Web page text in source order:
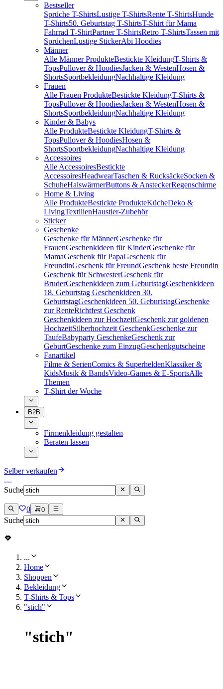
Bestseller
Sprüche T-ShirtsLustige T-ShirtsRente T-ShirtsHunde
T-Shirts50. Geburtstag T-ShirtsT-Shirt für Mama
Fahrrad T-ShirtPartner T-ShirtsRetro T-ShirtsTassen mit
SprüchenLustige StickerAbi Hoodies
Männer
Alle Männer ProdukteBestickte KleidungT-Shirts &
TopsPullover & HoodiesJacken & WestenHosen &
ShortsSportbekleidungNachhaltige Kleidung
Frauen
Alle Frauen ProdukteBestickte KleidungT-Shirts &
TopsPullover & HoodiesJacken & WestenHosen &
ShortsSportbekleidungNachhaltige Kleidung
Kinder & Babys
Alle ProdukteBestickte KleidungT-Shirts &
TopsPullover & HoodiesHosen &
ShortsSportbekleidungNachhaltige Kleidung
Accessoires
Alle AccessoiresBestickte
AccessoiresHeadwearTaschen & RucksäckeSocken &
SchuheHalswärmerButtons & AnsteckerRegenschirme
Home & Living
Alle ProdukteBestickte ProdukteKücheDeko &
LivingTextilienHaustier-Zubehör
Sticker
Geschenke
Geschenke für MännerGeschenke für
FrauenGeschenkideen für KinderGeschenke für
MamaGeschenk für PapaGeschenk für
FreundinGeschenk für FreundGeschenk beste Freundin
Geschenk für SchwesterGeschenk für
BruderGeschenkideen zum GeburtstagGeschenkideen
18. Geburtstag Geschenkideen 30.
GeburtstagGeschenkideen 50. GeburtstagGeschenke
zur RenteRichtfest Geschenk
Geschenkideen zur HochzeitGeschenk zur goldenen
HochzeitSilberhochzeit GeschenkGeschenke zur
TaufeBabyparty GeschenkeGeschenk zur
GeburtGeschenke zum EinzugGeschenkgutscheine
Fanartikel
Filme & SerienComics & SuperheldenKlassiker &
KidsMusik & BandsVideo-Games & E-SportsAlle
Themen
T-Shirt der Woche
B2B
Firmenkleidung gestalten
Beraten lassen
Selber verkaufen
Suche
0 0
Suche
...
Home
Shoppen
Bekleidung
T-Shirts & Tops
"stich"
"stich"